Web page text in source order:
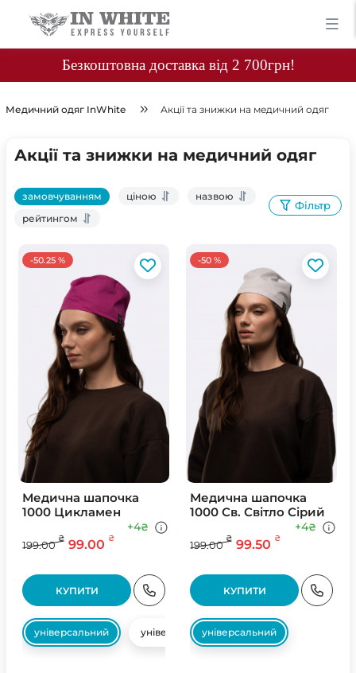
Безкоштовна доставка від 2 700грн!
Медичний одяг InWhite Акції та знижки на медичний одяг
Акції та знижки на медичний одяг
замовчуванням ціною
назвою
рейтингом
Фільтр
-50.25 %
Медична шапочка
1000 Цикламен
199.00
₴ 99.00 ₴
+4₴
КУПИТИ
універсальний універсальний
-50 %
Медична шапочка
1000 Св. Свiтло Сiрий
199.00
₴ 99.50 ₴
+4₴
КУПИТИ
універсальний